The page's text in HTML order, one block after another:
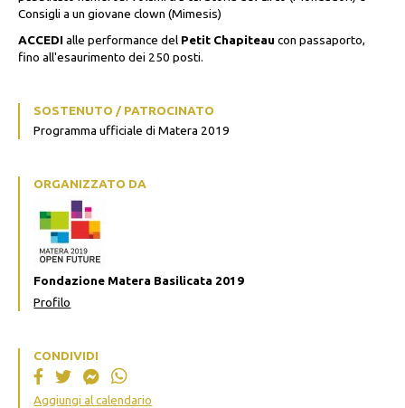
Consigli a un giovane clown (Mimesis)
ACCEDIalle performance del Petit Chapiteaucon passaporto,
fino all'esaurimento dei 250 posti.
SOSTENUTO / PATROCINATO
Programma ufficiale di Matera 2019
ORGANIZZATO DA
Fondazione Matera Basilicata 2019
Profilo
CONDIVIDI
Aggiungi al calendario